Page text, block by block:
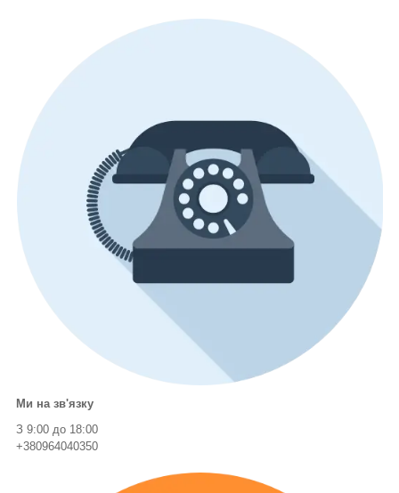
Ми на зв'язку
З 9:00 до 18:00
+380964040350